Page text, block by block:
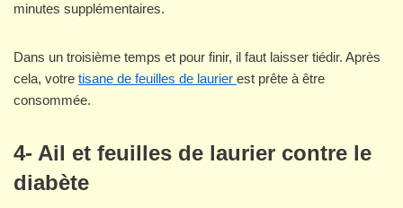
minutes supplémentaires.
Dans un troisième temps et pour finir, il faut laisser tiédir. Après
cela, votre tisane de feuilles de laurier est prête à être
consommée.
4- Ail et feuilles de laurier contre le
diabète